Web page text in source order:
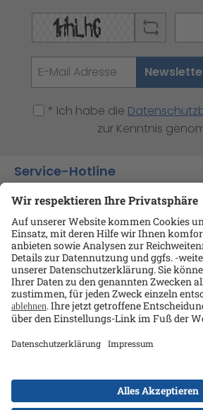
* Ich habe die
zur Kenntnis
Service-Hotline
Shop-Service
Informationen
Ansprechpartner